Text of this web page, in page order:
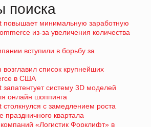
поиска
повышает минимальную заработную
из-за увеличения количества
вступили в борьбу за
возглавил список крупнейших
в США
запатентует систему 3D моделей
онлайн шоппинга
столкнулся с замедлением роста
квартала
«Логистик Форклифт» в